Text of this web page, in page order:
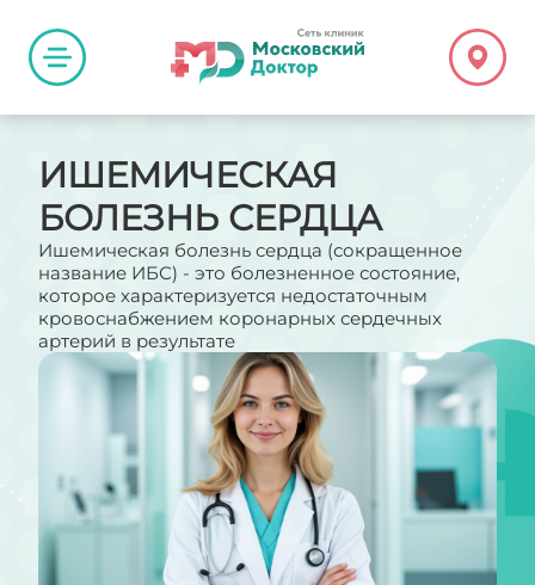
ИШЕМИЧЕСКАЯ
БОЛЕЗНЬ СЕРДЦА
Ишемическая болезнь сердца (сокращенное
название ИБС) - это болезненное состояние,
которое характеризуется недостаточным
кровоснабжением коронарных сердечных
артерий в результате